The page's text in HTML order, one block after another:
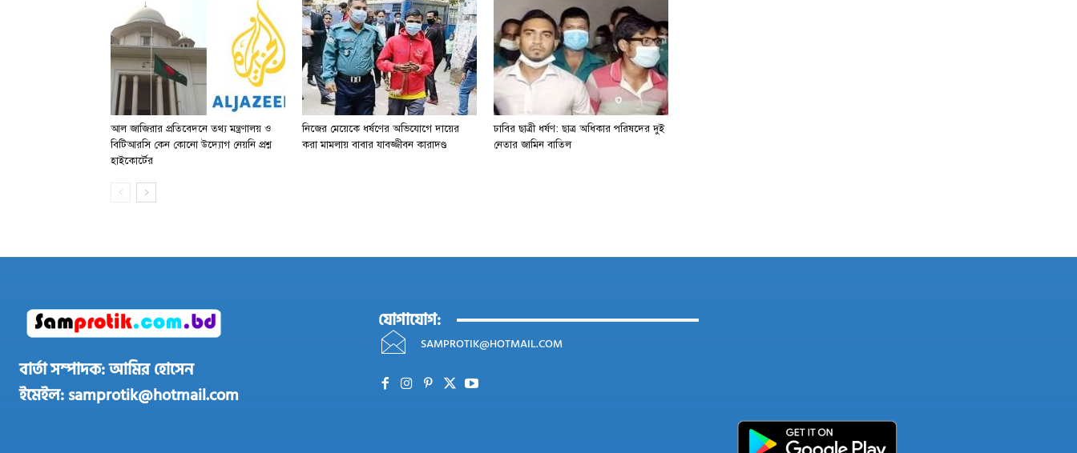
আল জাজিরার প্রতিবেদনে তথ্য মন্ত্রণালয় ও
বিটিআরসি কেন কোনো উদ্যোগ নেয়নি প্রশ্ন
হাইকোর্টের
নিজের মেয়েকে ধর্ষণের অভিযোগে দায়ের
করা মামলায় বাবার যাবজ্জীবন কারাদণ্ড
ঢাবির ছাত্রী ধর্ষণ: ছাত্র অধিকার পরিষদের দুই
নেতার জামিন বাতিল
বার্তা সম্পাদক: আমির হোসেন
ইমেইল: samprotik@hotmail.com
যোগাযোগ:
SAMPROTIK@HOTMAIL.COM